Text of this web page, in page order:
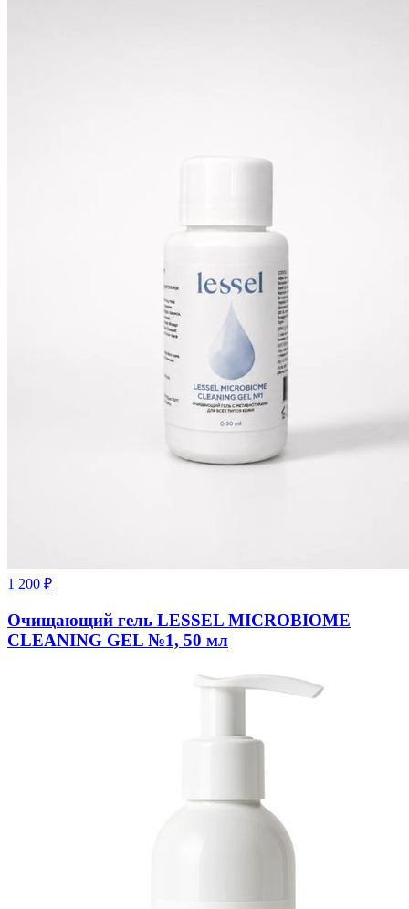
1 200 ₽
Очищающий гель LESSEL MICROBIOME
CLEANING GEL №1, 50 мл